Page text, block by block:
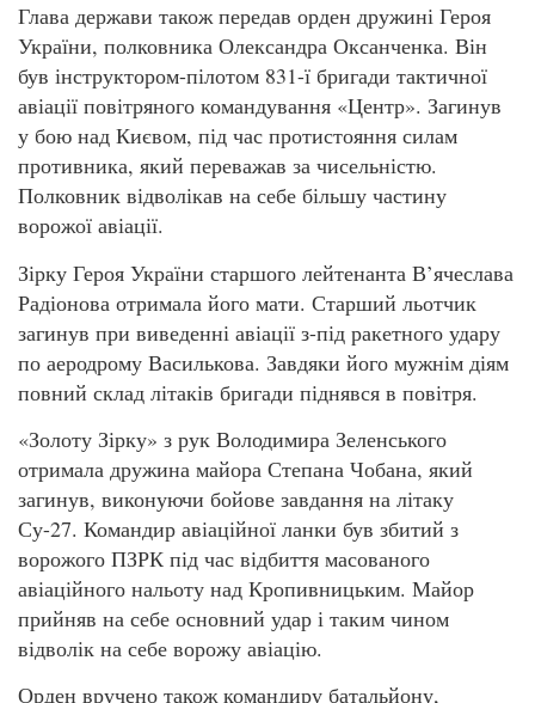
Глава держави також передав орден дружині Героя
України, полковника Олександра Оксанченка. Він
був інструктором-пілотом 831-ї бригади тактичної
авіації повітряного командування «Центр». Загинув
у бою над Києвом, під час протистояння силам
противника, який переважав за чисельністю.
Полковник відволікав на себе більшу частину
ворожої авіації.
Зірку Героя України старшого лейтенанта В’ячеслава
Радіонова отримала його мати. Старший льотчик
загинув при виведенні авіації з-під ракетного удару
по аеродрому Василькова. Завдяки його мужнім діям
повний склад літаків бригади піднявся в повітря.
«Золоту Зірку» з рук Володимира Зеленського
отримала дружина майора Степана Чобана, який
загинув, виконуючи бойове завдання на літаку
Су-27. Командир авіаційної ланки був збитий з
ворожого ПЗРК під час відбиття масованого
авіаційного нальоту над Кропивницьким. Майор
прийняв на себе основний удар і таким чином
відволік на себе ворожу авіацію.
Орден вручено також командиру батальйону,